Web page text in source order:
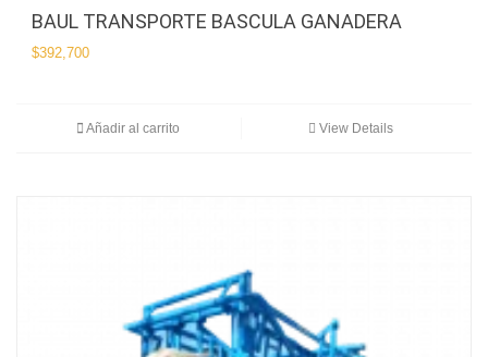
BAUL TRANSPORTE BASCULA GANADERA
$392,700
Añadir al carrito View Details